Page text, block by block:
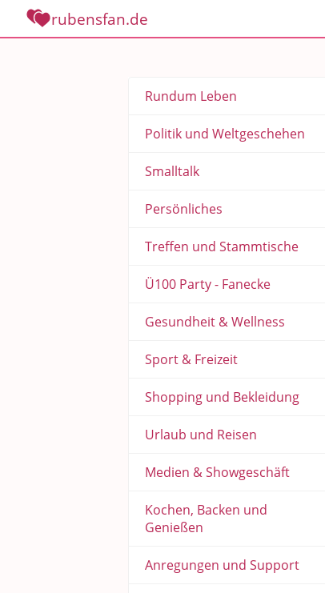
rubensfan.de
Rundum Leben
Politik und Weltgeschehen
Smalltalk
Persönliches
Treffen und Stammtische
Ü100 Party - Fanecke
Gesundheit & Wellness
Sport & Freizeit
Shopping und Bekleidung
Urlaub und Reisen
Medien & Showgeschäft
Kochen, Backen und
Genießen
Anregungen und Support